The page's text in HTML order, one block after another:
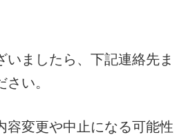
ましたら、下記連絡先ま
い。
変更や中止になる可能性